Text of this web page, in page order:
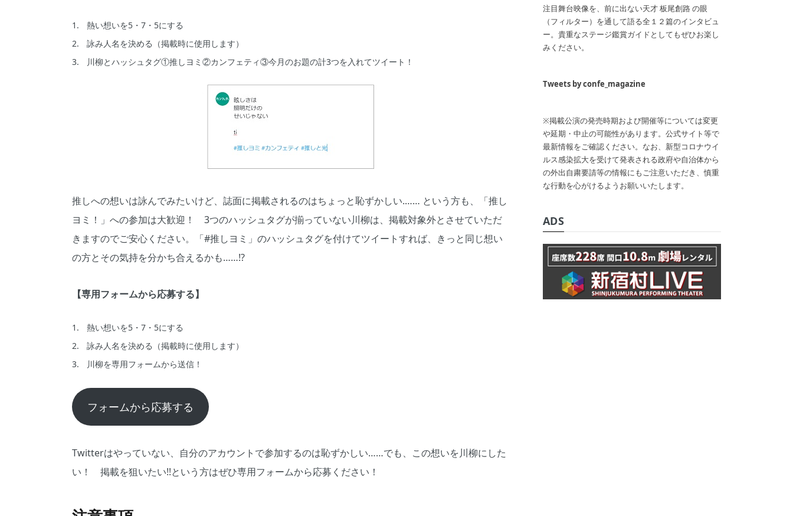
熱い想いを5・7・5にする
詠み人名を決める（掲載時に使用します）
川柳とハッシュタグ①推しヨミ②カンフェティ③今月のお題の計3つを入れてツイート！
推しへの想いは詠んでみたいけど、誌面に掲載されるのはちょっと恥ずかしい.…… という方も、「推し
ヨミ！」への参加は大歓迎！ 3つのハッシュタグが揃っていない川柳は、掲載対象外とさせていただ
きますのでご安心ください。「#推しヨミ」のハッシュタグを付けてツイートすれば、きっと同じ想い
の方とその気持を分かち合えるかも……!?
【専用フォームから応募する】
熱い想いを5・7・5にする
詠み人名を決める（掲載時に使用します）
川柳を専用フォームから送信！
フォームから応募する
Twitterはやっていない、自分のアカウントで参加するのは恥ずかしい……でも、この想いを川柳にした
い！ 掲載を狙いたい!!という方はぜひ専用フォームから応募ください！
注目舞台映像を、前に出ない天才 板尾創路 の眼
（フィルター）を通して語る全１２篇のインタビュ
ー。貴重なステージ鑑賞ガイドとしてもぜひお楽し
みください。
Tweets by confe_magazine
※掲載公演の発売時期および開催等については変更
や延期・中止の可能性があります。公式サイト等で
最新情報をご確認ください。なお、新型コロナウイ
ルス感染拡大を受けて発表される政府や自治体から
の外出自粛要請等の情報にもご注意いただき、慎重
な行動を心がけるようお願いいたします。
ADS